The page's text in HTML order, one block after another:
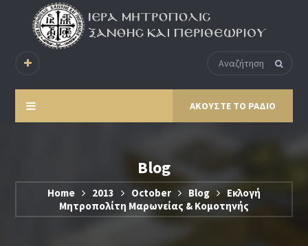
ΑΚΟΥΣΤΕ ΤΟ ΡΑΔΙΟ
Blog
Home 2013 October Blog
Εκλογή
Μητροπολίτη Μαρωνείας & Κομοτηνής